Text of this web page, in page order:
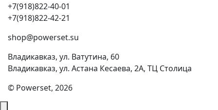
+7(918)822-40-01
+7(918)822-42-21
shop@powerset.su
Владикавказ, ул. Ватутина, 60
Владикавказ, ул. Астана Кесаева, 2А, ТЦ Столица
© Powerset, 2026